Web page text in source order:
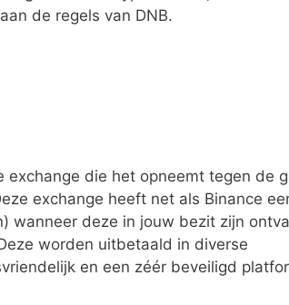
de regels van DNB.
exchange die het opneemt tegen de
exchange heeft net als Binance
wanneer deze in jouw bezit zijn
worden uitbetaald in diverse
en een zéér beveiligd